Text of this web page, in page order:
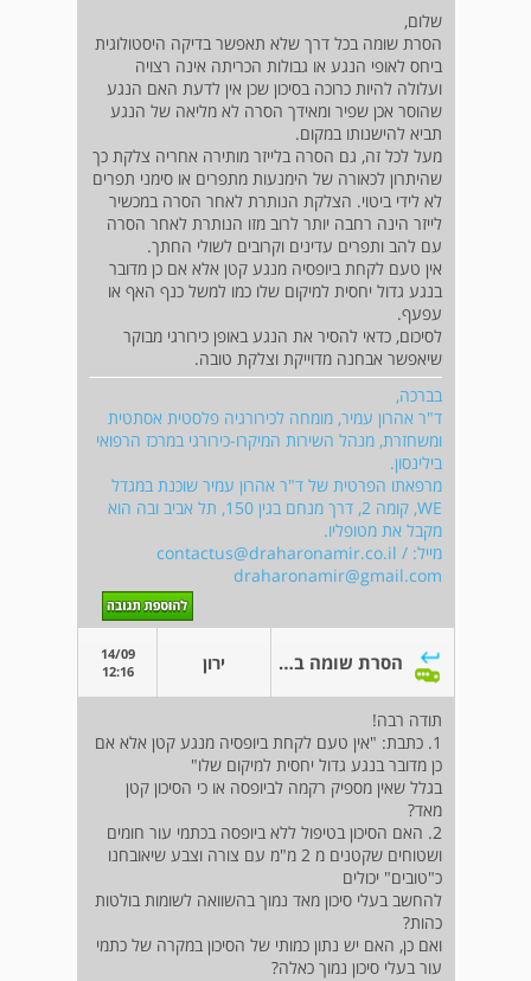
שלום,
הסרת שומה בכל דרך שלא תאפשר בדיקה היסטולוגית
ביחס לאופי הנגע או גבולות הכריתה אינה רצויה
ועלולה להיות כרוכה בסיכון שכן אין לדעת האם הנגע
שהוסר אכן שפיר ומאידך הסרה לא מליאה של הנגע
תביא להישנותו במקום.
מעל לכל זה, גם הסרה בלייזר מותירה אחריה צלקת כך
שהיתרון לכאורה של הימנעות מתפרים או סימני תפרים
לא לידי ביטוי. הצלקת הנותרת לאחר הסרה במכשיר
לייזר הינה רחבה יותר לרוב מזו הנותרת לאחר הסרה
עם להב ותפרים עדינים וקרובים לשולי החתך.
אין טעם לקחת ביופסיה מנגע קטן אלא אם כן מדובר
בנגע גדול יחסית למיקום שלו כמו למשל כנף האף או
עפעף.
לסיכום, כדאי להסיר את הנגע באופן כירורגי מבוקר
שיאפשר אבחנה מדוייקת וצלקת טובה.
בברכה,
ד"ר אהרון עמיר, מומחה לכירורגיה פלסטית אסתטית
ומשחזרת, מנהל השירות המיקרו-כירורגי במרכז הרפואי
בילינסון.
מרפאתו הפרטית של ד"ר אהרון עמיר שוכנת במגדל
WE, קומה 2, דרך מנחם בגין 150, תל אביב ובה הוא
מקבל את מטופליו.
מייל:
contactus@draharonamir.co.il /
draharonamir@gmail.com
הסרת שומה בלייזר ירון
14/09
12:16
תודה רבה!
1. כתבת: "אין טעם לקחת ביופסיה מנגע קטן אלא אם
כן מדובר בנגע גדול יחסית למיקום שלו"
בגלל שאין מספיק רקמה לביופסה או כי הסיכון קטן
מאד?
2. האם הסיכון בטיפול ללא ביופסה בכתמי עור חומים
ושטוחים שקטנים מ 2 מ"מ עם צורה וצבע שיאובחנו
כ"טובים" יכולים
להחשב בעלי סיכון מאד נמוך בהשוואה לשומות בולטות
כהות?
ואם כן, האם יש נתון כמותי של הסיכון במקרה של כתמי
עור בעלי סיכון נמוך כאלה?